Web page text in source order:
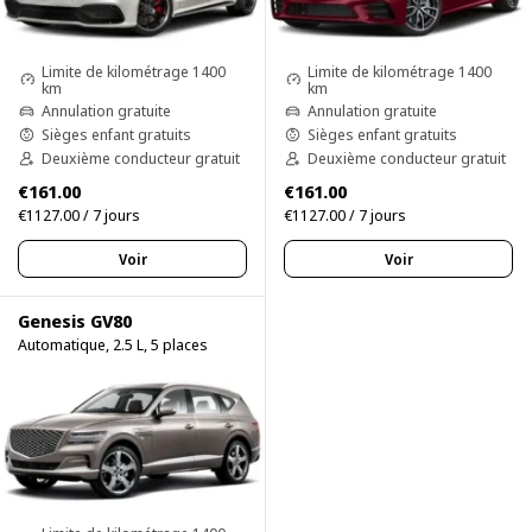
Limite de kilométrage 1400
km
Annulation gratuite
Sièges enfant gratuits
Deuxième conducteur gratuit
€161.00
€1127.00 / 7 jours
Voir
Limite de kilométrage 1400
km
Annulation gratuite
Sièges enfant gratuits
Deuxième conducteur gratuit
€161.00
€1127.00 / 7 jours
Voir
Genesis GV80
Automatique, 2.5 L, 5 places